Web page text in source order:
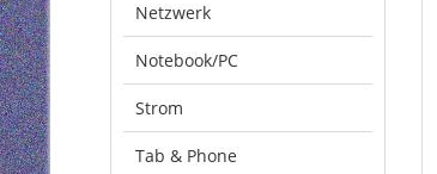
Netzwerk
Notebook/PC
Strom
Tab & Phone